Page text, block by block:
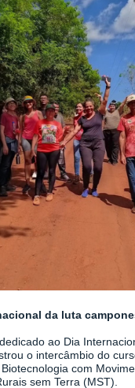
da luta
dedicado ao Dia
o intercâmbio do
com
sem Terra (MST).